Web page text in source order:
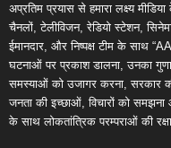
अप्रतिम प्रयास से हमारा लक्ष्य
चैनलों, टेलीविजन, रेडियो स्टेशन,
ईमानदार, और निष्पक्ष टीम के साथ
घटनाओं पर प्रकाश डालना, उनका
समस्याओं को उजागर करना, सरकार
जनता की इच्छाओं, विचारों को
के साथ लोकतांत्रिक परम्पराओं की